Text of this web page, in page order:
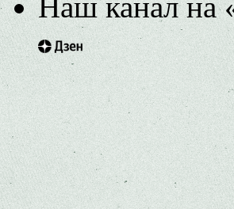
Наш канал на